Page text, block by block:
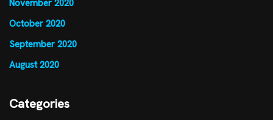
November 2020
October 2020
September 2020
August 2020
Categories